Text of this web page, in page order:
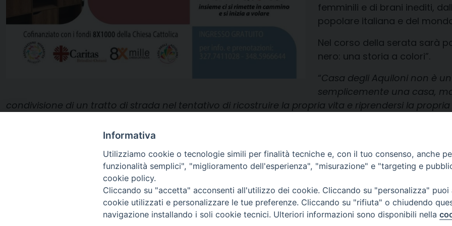
femminili e di brani inediti,
popolare italiana e del
Nel corso della serata sarà
nero: una storia a colori”.
“Casa degli Aquiloni non è
semplicemente una casa,
condivisione di un tratto di strada nel tentativo di ricostruire la propria vita e riprendersi la
Informativa
Utilizziamo cookie o tecnologie simili per finalità tecniche e, con il tuo consenso, anche
funzionalità semplici", "miglioramento dell'esperienza", "misurazione" e "targeting e
cookie policy.
Cliccando su "accetta" acconsenti all'utilizzo dei cookie. Cliccando su "personalizza"
cookie utilizzati e personalizzare le tue preferenze. Cliccando su "rifiuta" o chiudendo
navigazione installando i soli cookie tecnici. Ulteriori informazioni sono disponibili nella